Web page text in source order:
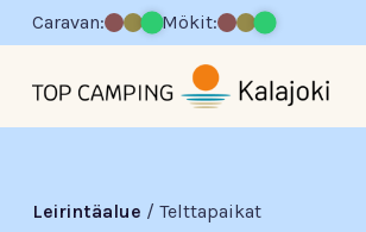
Caravan: Mökit:
Leirintäalue / Telttapaikat